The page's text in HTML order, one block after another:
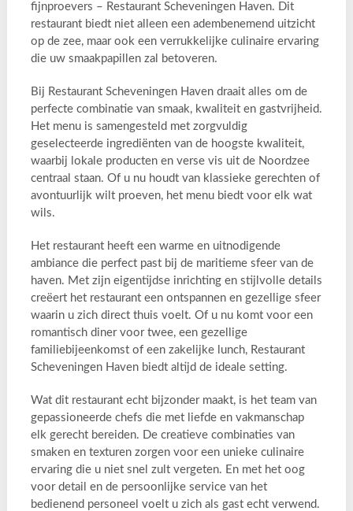
fijnproevers – Restaurant Scheveningen Haven. Dit
restaurant biedt niet alleen een adembenemend uitzicht
op de zee, maar ook een verrukkelijke culinaire ervaring
die uw smaakpapillen zal betoveren.
Bij Restaurant Scheveningen Haven draait alles om de
perfecte combinatie van smaak, kwaliteit en gastvrijheid.
Het menu is samengesteld met zorgvuldig
geselecteerde ingrediënten van de hoogste kwaliteit,
waarbij lokale producten en verse vis uit de Noordzee
centraal staan. Of u nu houdt van klassieke gerechten of
avontuurlijk wilt proeven, het menu biedt voor elk wat
wils.
Het restaurant heeft een warme en uitnodigende
ambiance die perfect past bij de maritieme sfeer van de
haven. Met zijn eigentijdse inrichting en stijlvolle details
creëert het restaurant een ontspannen en gezellige sfeer
waarin u zich direct thuis voelt. Of u nu komt voor een
romantisch diner voor twee, een gezellige
familiebijeenkomst of een zakelijke lunch, Restaurant
Scheveningen Haven biedt altijd de ideale setting.
Wat dit restaurant echt bijzonder maakt, is het team van
gepassioneerde chefs die met liefde en vakmanschap
elk gerecht bereiden. De creatieve combinaties van
smaken en texturen zorgen voor een unieke culinaire
ervaring die u niet snel zult vergeten. En met het oog
voor detail en de persoonlijke service van het
bedienend personeel voelt u zich als gast echt verwend.